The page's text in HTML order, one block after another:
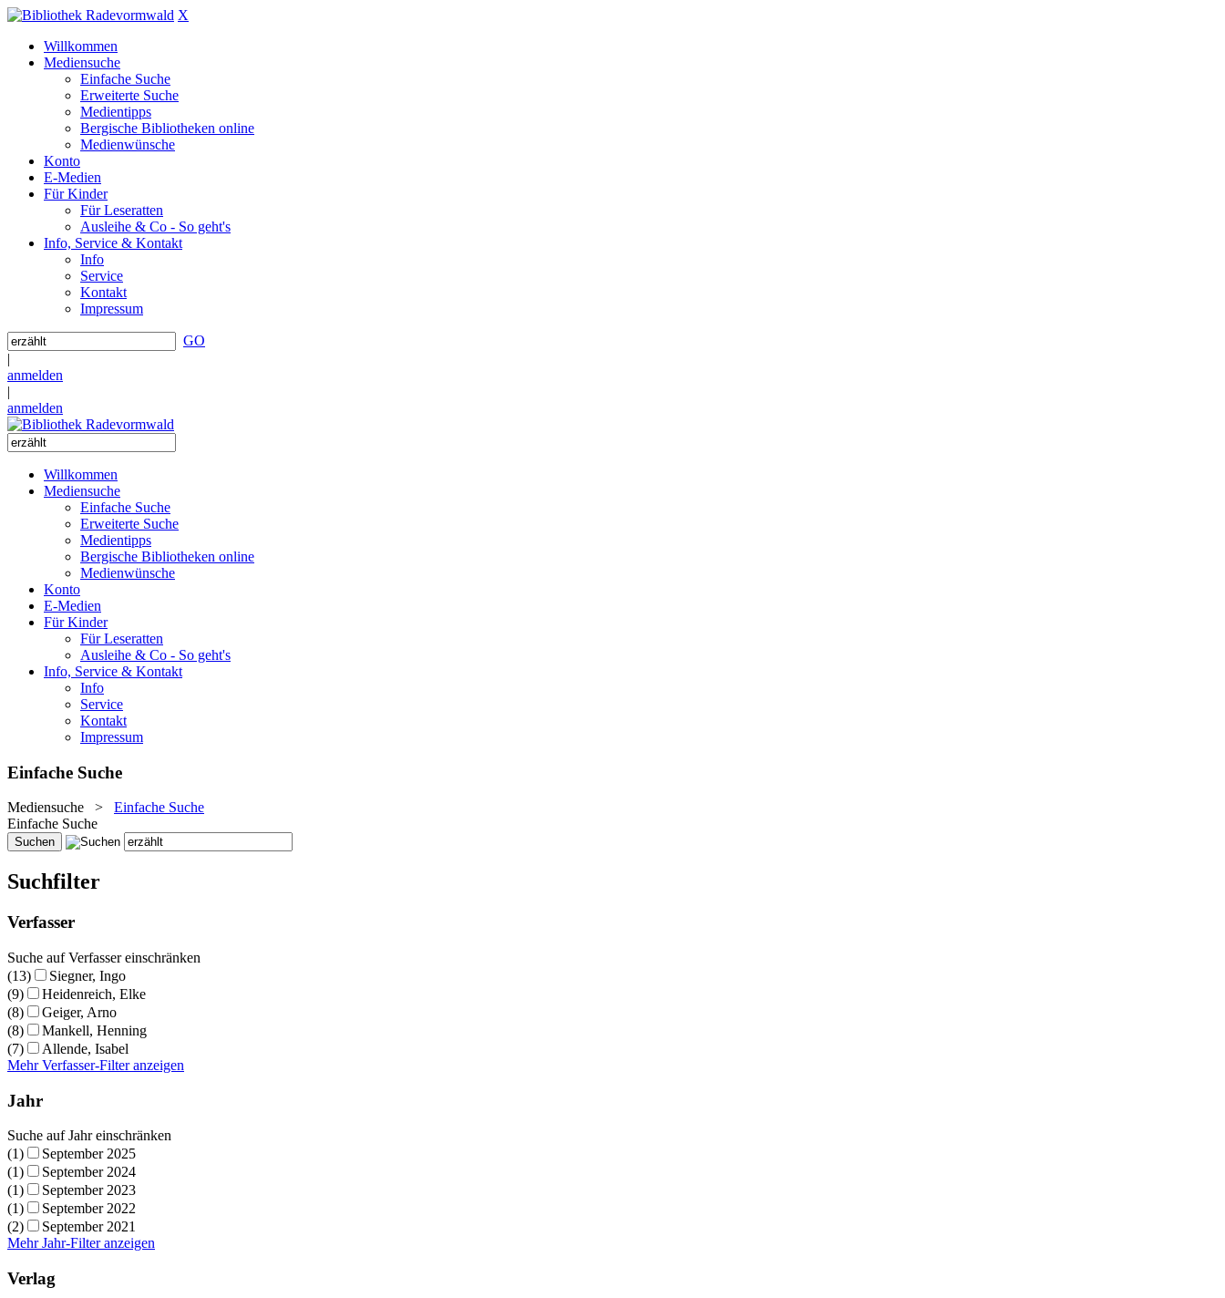
X
Willkommen
Mediensuche
Einfache Suche
Erweiterte Suche
Medientipps
Bergische Bibliotheken online
Medienwünsche
Konto
E-Medien
Für Kinder
Für Leseratten
Ausleihe & Co - So geht's
Info, Service & Kontakt
Info
Service
Kontakt
Impressum
GO
|
anmelden
|
anmelden
Willkommen
Mediensuche
Einfache Suche
Erweiterte Suche
Medientipps
Bergische Bibliotheken online
Medienwünsche
Konto
E-Medien
Für Kinder
Für Leseratten
Ausleihe & Co - So geht's
Info, Service & Kontakt
Info
Service
Kontakt
Impressum
Einfache Suche
Mediensuche > Einfache Suche
Einfache Suche
Suchfilter
Verfasser
Suche auf Verfasser einschränken
(13)
Siegner, Ingo
(9)
Heidenreich, Elke
(8)
Geiger, Arno
(8)
Mankell, Henning
(7)
Allende, Isabel
Mehr Verfasser-Filter anzeigen
Jahr
Suche auf Jahr einschränken
(1)
September 2025
(1)
September 2024
(1)
September 2023
(1)
September 2022
(2)
September 2021
Mehr Jahr-Filter anzeigen
Verlag